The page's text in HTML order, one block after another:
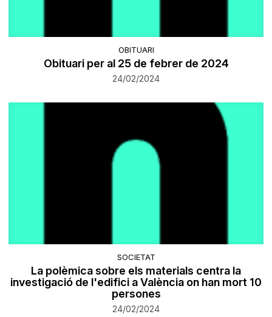
OBITUARI
Obituari per al 25 de febrer de 2024
24/02/2024
SOCIETAT
La polèmica sobre els materials centra la
investigació de l'edifici a València on han mort 10
persones
24/02/2024